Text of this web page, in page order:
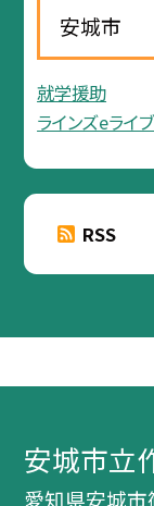
安城市
就学援助
ラインズeライ
RSS
安城市立
愛知県安城市